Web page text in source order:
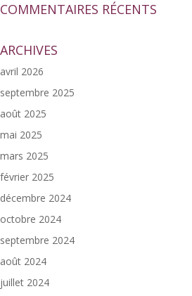
COMMENTAIRES RÉCENTS
ARCHIVES
avril 2026
septembre 2025
août 2025
mai 2025
mars 2025
février 2025
décembre 2024
octobre 2024
septembre 2024
août 2024
juillet 2024